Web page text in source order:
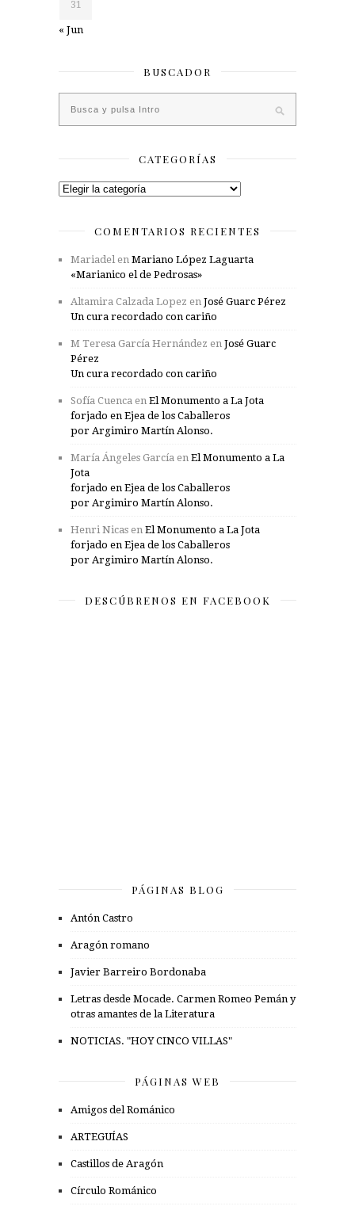
31
« Jun
BUSCADOR
CATEGORÍAS
Categorías
COMENTARIOS RECIENTES
Mariadel en Mariano López Laguarta
«Marianico el de Pedrosas»
Altamira Calzada Lopez en José Guarc Pérez
Un cura recordado con cariño
M Teresa García Hernández en José Guarc
Pérez
Un cura recordado con cariño
Sofía Cuenca en El Monumento a La Jota
forjado en Ejea de los Caballeros
por Argimiro Martín Alonso.
María Ángeles García en El Monumento a La
Jota
forjado en Ejea de los Caballeros
por Argimiro Martín Alonso.
Henri Nicas en El Monumento a La Jota
forjado en Ejea de los Caballeros
por Argimiro Martín Alonso.
DESCÚBRENOS EN FACEBOOK
PÁGINAS BLOG
Antón Castro
Aragón romano
Javier Barreiro Bordonaba
Letras desde Mocade. Carmen Romeo Pemán y
otras amantes de la Literatura
NOTICIAS. "HOY CINCO VILLAS"
PÁGINAS WEB
Amigos del Románico
ARTEGUÍAS
Castillos de Aragón
Círculo Románico